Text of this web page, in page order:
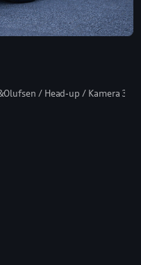
/ Head-up / Kamera 360